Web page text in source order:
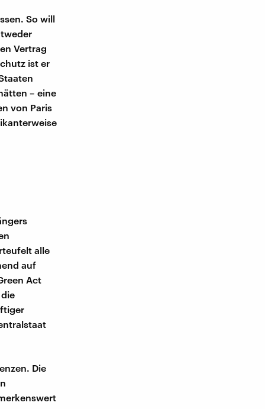
So will
Vertrag
ist er
– eine
von Paris
alle
auf
Act
Die